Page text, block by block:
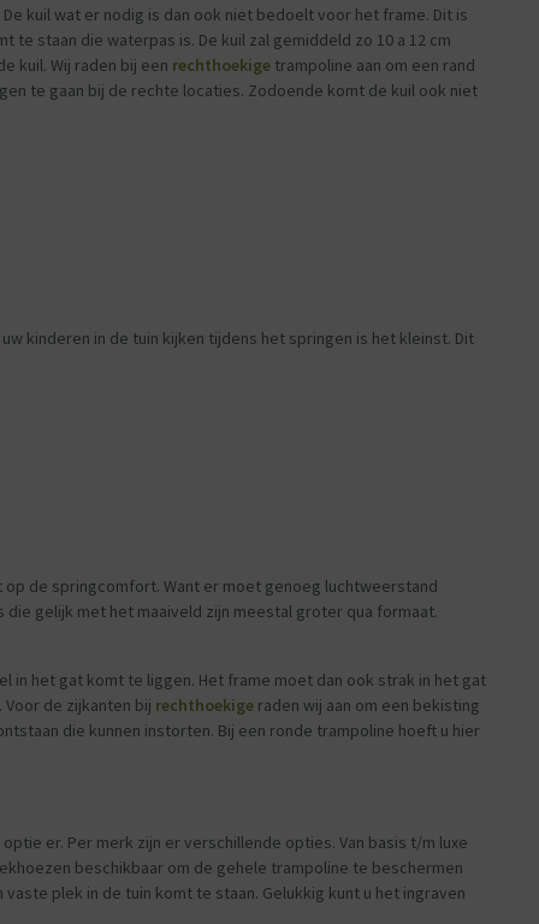
kuil wat er nodig is dan ook niet bedoelt voor het frame. Dit is
staan die waterpas is. De kuil zal gemiddeld zo 10 a 12 cm
kuil. Wij raden bij een rechthoekige trampoline aan om een rand
te gaan bij de rechte locaties. Zodoende komt de kuil ook niet
kinderen in de tuin kijken tijdens het springen is het kleinst. Dit
de springcomfort. Want er moet genoeg luchtweerstand
gelijk met het maaiveld zijn meestal groter qua formaat.
in het gat komt te liggen. Het frame moet dan ook strak in het gat
de zijkanten bij rechthoekige raden wij aan om een bekisting
die kunnen instorten. Bij een ronde trampoline hoeft u hier
er. Per merk zijn er verschillende opties. Van basis t/m luxe
beschikbaar om de gehele trampoline te beschermen
plek in de tuin komt te staan. Gelukkig kunt u het ingraven